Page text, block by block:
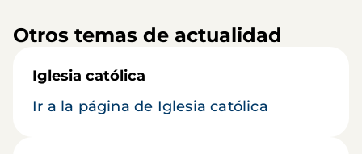
Otros temas de actualidad
Iglesia católica
Ir a la página de Iglesia católica